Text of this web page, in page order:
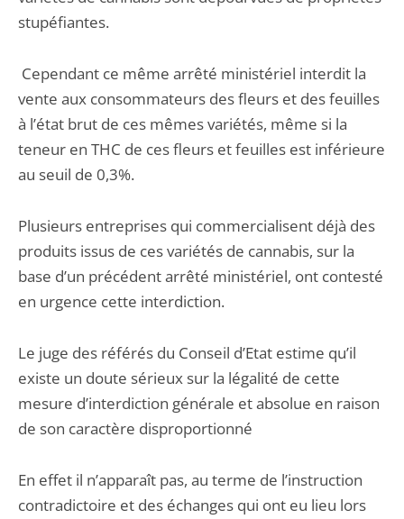
stupéfiantes.
Cependant ce même arrêté ministériel interdit la
vente aux consommateurs des fleurs et des feuilles
à l’état brut de ces mêmes variétés, même si la
teneur en THC de ces fleurs et feuilles est inférieure
au seuil de 0,3%.
Plusieurs entreprises qui commercialisent déjà des
produits issus de ces variétés de cannabis, sur la
base d’un précédent arrêté ministériel, ont contesté
en urgence cette interdiction.
Le juge des référés du Conseil d’Etat estime qu’il
existe un doute sérieux sur la légalité de cette
mesure d’interdiction générale et absolue en raison
de son caractère disproportionné
En effet il n’apparaît pas, au terme de l’instruction
contradictoire et des échanges qui ont eu lieu lors